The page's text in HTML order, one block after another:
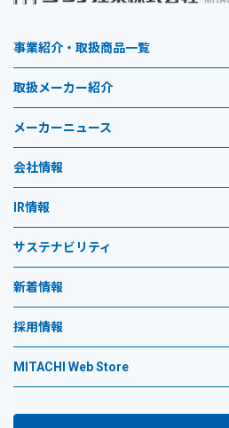
事業紹介・取扱商品一覧
取扱メーカー紹介
メーカーニュース
会社情報
IR情報
サステナビリティ
新着情報
採用情報
MITACHI Web Store